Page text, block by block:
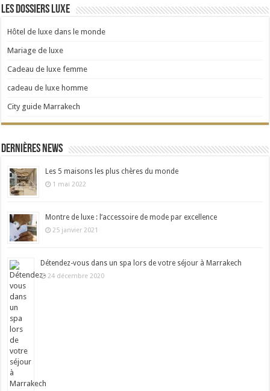
Les dossiers Luxe
Hôtel de luxe dans le monde
Mariage de luxe
Cadeau de luxe femme
cadeau de luxe homme
City guide Marrakech
Dernières news
Les 5 maisons les plus chères du monde
1 mai 2022
Montre de luxe : l’accessoire de mode par excellence
25 janvier 2021
Détendez-vous dans un spa lors de votre séjour à Marrakech
24 décembre 2020